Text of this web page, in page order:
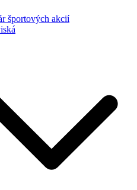
športových akcií